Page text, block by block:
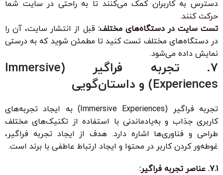
دسترس به کاربران کمک می‌کنند تا به راحتی در سایت شما
حرکت کنند.
تست سایت در دستگاه‌های مختلف: قبل از انتشار سایت، آن را
در دستگاه‌های مختلف تست کنید تا مطمئن شوید که به درستی
نمایش داده می‌شود.
7. تجربه فراگیر (Immersive
Experiences) و داستان‌گویی
تجربه فراگیر (Immersive Experiences) به ایجاد تجربه‌های
کاربری جذاب و به‌یادماندنی با استفاده از تکنیک‌های مختلف
طراحی و فناوری‌ها اشاره دارد. هدف از ایجاد تجربه فراگیر،
غوطه‌ور کردن کاربر در محتوا و ایجاد ارتباط عاطفی با برند است.
7.1. عناصر تجربه فراگیر: